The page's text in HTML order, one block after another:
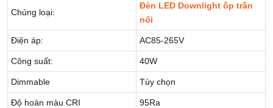
Chủng loại:
Đèn LED Downlight ốp trần
nổi
Điện áp: AC85-265V
Công suất: 40W
Dimmable Tùy chọn
Độ hoàn màu CRI 95Ra